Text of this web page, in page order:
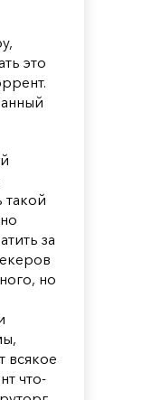
это
такой
за
но
всякое
что-